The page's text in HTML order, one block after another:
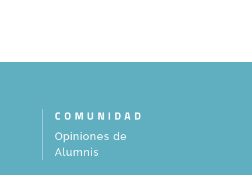
COMUNIDAD
Opiniones de
Alumnis